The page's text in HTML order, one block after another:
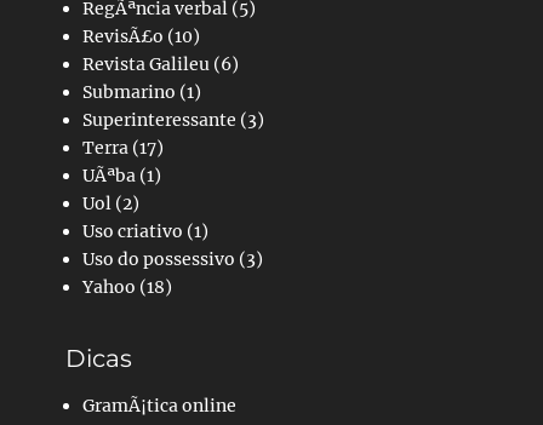
RegÃªncia verbal (5)
RevisÃ£o (10)
Revista Galileu (6)
Submarino (1)
Superinteressante (3)
Terra (17)
UÃªba (1)
Uol (2)
Uso criativo (1)
Uso do possessivo (3)
Yahoo (18)
Dicas
GramÃ¡tica online